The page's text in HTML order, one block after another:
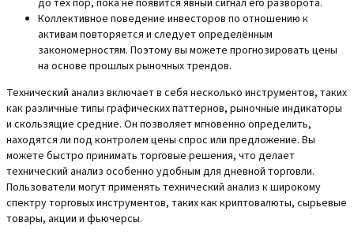
до тех пор, пока не появится явный сигнал его разворота.
Коллективное поведение инвесторов по отношению к
активам повторяется и следует определённым
закономерностям. Поэтому вы можете прогнозировать цены
на основе прошлых рыночных трендов.
Технический анализ включает в себя несколько инструментов, таких
как различные типы графических паттернов, рыночные индикаторы
и скользящие средние. Он позволяет мгновенно определить,
находятся ли под контролем цены спрос или предложение. Вы
можете быстро принимать торговые решения, что делает
технический анализ особенно удобным для дневной торговли.
Пользователи могут применять технический анализ к широкому
спектру торговых инструментов, таких как криптовалюты, сырьевые
товары, акции и фьючерсы.